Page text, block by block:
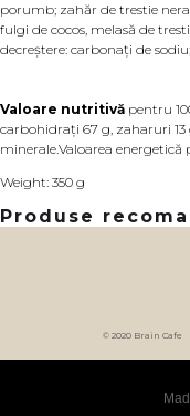
porumb; zahăr de trestie
fulgi de cocos, melasă de
decreștere: carbonați de
Valoare nutritivă pentru
carbohidrați 67 g, zaharuri 13
minerale.Valoarea energetică
Weight: 350 g
Produse
© 2020 Brain Cafe